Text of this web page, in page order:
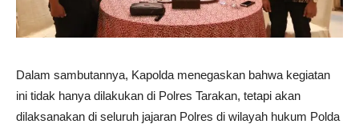
Dalam sambutannya, Kapolda menegaskan bahwa kegiatan
ini tidak hanya dilakukan di Polres Tarakan, tetapi akan
dilaksanakan di seluruh jajaran Polres di wilayah hukum Polda